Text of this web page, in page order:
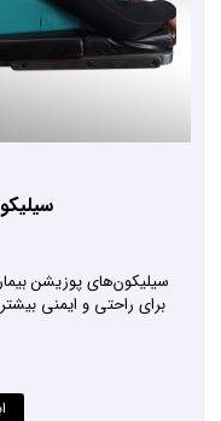
سیلیکون‌های پوزیشن
برای راحتی و ایمنی